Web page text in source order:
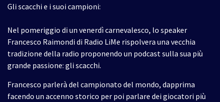
Gli scacchi e i suoi campioni:
Nel pomeriggio di un venerdì carnevalesco, lo speaker
Francesco Raimondi di Radio LiMe rispolvera una vecchia
tradizione della radio proponendo un podcast sulla sua più
grande passione: gli scacchi.
Francesco parlerà del campionato del mondo, dapprima
facendo un accenno storico per poi parlare dei giocatori più